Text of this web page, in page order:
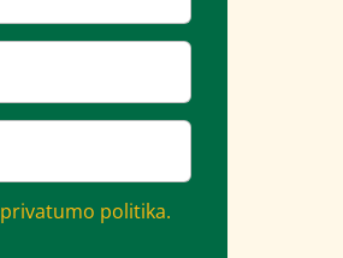
privatumo politika.